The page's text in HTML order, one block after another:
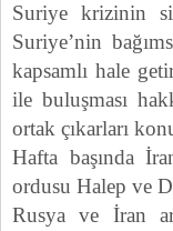
Suriye krizinin
Suriye’nin
kapsamlı hale
ile buluşması
ortak çıkarları
Hafta başında
ordusu Halep ve
Rusya ve İran